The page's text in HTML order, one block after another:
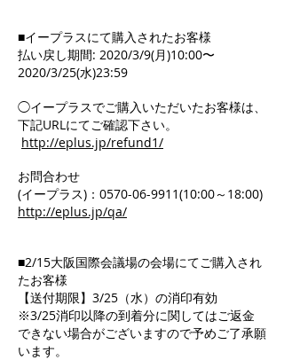
■イープラスにて購入されたお客様
払い戻し期間: 2020/3/9(月)10:00〜
2020/3/25(水)23:59
◯イープラスでご購入いただいたお客様は、
下記URLにてご確認下さい。
http://eplus.jp/refund1/
お問合わせ
(イープラス)：0570-06-9911(10:00～18:00)
http://eplus.jp/qa/
■2/15大阪国際会議場の会場にてご購入され
たお客様
【送付期限】3/25（水）の消印有効
※3/25消印以降の到着分に関してはご返金
できない場合がございますので予めご了承願
います。